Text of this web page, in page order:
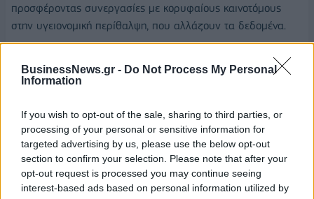
BusinessNews.gr - Do Not Process My Personal
Information
If you wish to opt-out of the sale, sharing to third parties, or
processing of your personal or sensitive information for
targeted advertising by us, please use the below opt-out
section to confirm your selection. Please note that after your
opt-out request is processed you may continue seeing
interest-based ads based on personal information utilized by
προσφέροντας συνεργασίες με κορυφαίους καινοτόμους
στην υγειονομική περίθαλψη, που αλλάζουν τα δεδομένα.
περισσότερα και να υποβάλουν αίτηση στη διεύθυνση
EIT HEALTH INNOSTARS CONNECT